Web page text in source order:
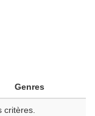
Genres
critères.